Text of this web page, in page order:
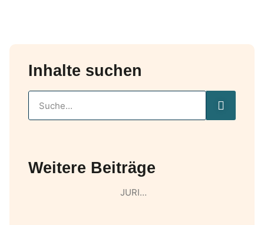
Inhalte suchen
Weitere Beiträge
JURI…